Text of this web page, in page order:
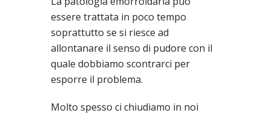
essere trattata in poco tempo
soprattutto se si riesce ad
allontanare il senso di pudore con il
quale dobbiamo scontrarci per
esporre il problema.
Molto spesso ci chiudiamo in noi